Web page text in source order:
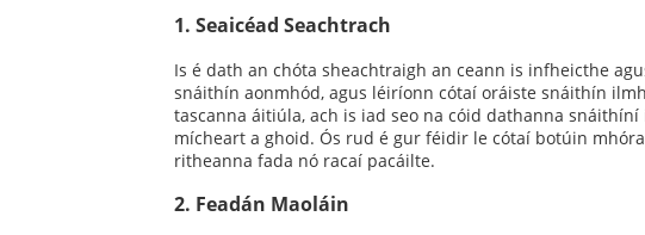
1. Seaicéad Seachtrach
Is é dath an chóta sheachtraigh an ceann is infheicthe
snáithín aonmhód, agus léiríonn cótaí oráiste snáithín
tascanna áitiúla, ach is iad seo na cóid dathanna
mícheart a ghoid. Ós rud é gur féidir le cótaí botúin
ritheanna fada nó racaí pacáilte.
2. Feadán Maoláin